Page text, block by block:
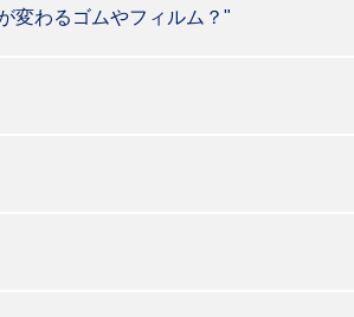
変わるゴムやフィルム？"